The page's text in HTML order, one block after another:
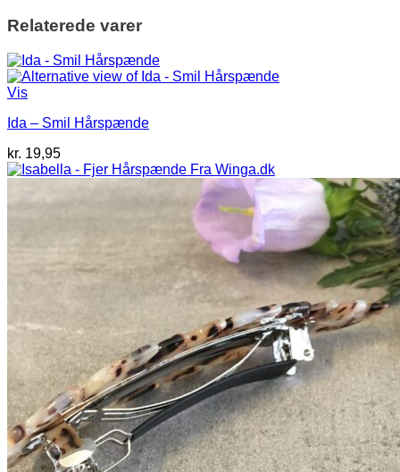
Relaterede varer
Vis
Ida – Smil Hårspænde
kr. 19,95